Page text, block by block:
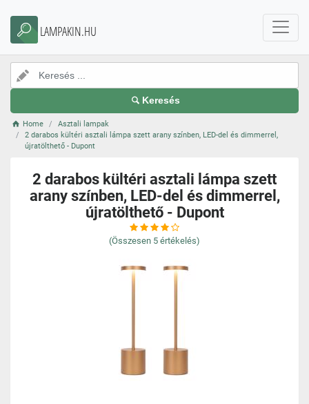
LAMPAKIN.HU
Keresés
Home
Asztali lampak
2 darabos kültéri asztali lámpa szett arany színben, LED-del és dimmerrel,
újratölthető - Dupont
2 darabos kültéri asztali lámpa szett
arany színben, LED-del és dimmerrel,
újratölthető - Dupont
(Összesen 5 értékelés)